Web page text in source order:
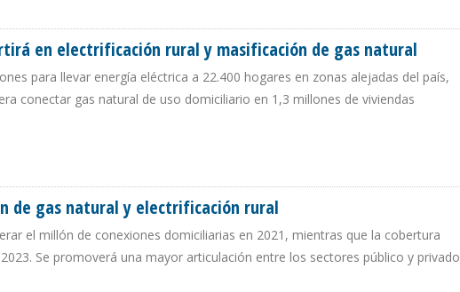
en electrificación rural y masificación de gas natural
para llevar energía eléctrica a 22.400 hogares en zonas alejadas del país,
conectar gas natural de uso domiciliario en 1,3 millones de viviendas
de gas natural y electrificación rural
el millón de conexiones domiciliarias en 2021, mientras que la cobertura
Se promoverá una mayor articulación entre los sectores público y privado